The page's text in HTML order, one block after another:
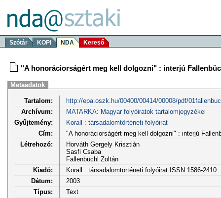
Szótár KOPI NDA Kereső
"A honoráciorságért meg kell dolgozni" : interjú
Metaadatok
Tartalom:
http://epa.oszk.hu/00400/00414/00008/pdf/
Archívum:
MATARKA: Magyar folyóiratok tartalomjegyzékei
Gyűjtemény:
Korall : társadalomtörténeti folyóirat
Cím:
"A honoráciorságért meg kell dolgozni" : interjú
Létrehozó:
Horváth Gergely Krisztián
Sasfi Csaba
Fallenbüchl Zoltán
Kiadó:
Korall : társadalomtörténeti folyóirat ISSN 1586-2410
Dátum:
2003
Típus:
Text